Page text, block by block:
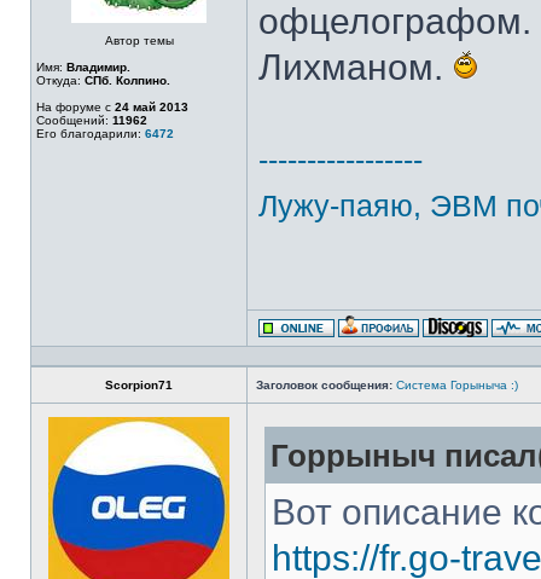
Автор темы
Имя: Владимир.
Откуда: СПб. Колпино.
На форуме с 24 май 2013
Сообщений: 11962
Его благодарили: 6472
офцелографом.
Лихманом.
-----------------
Лужу-паяю, ЭВМ
Scorpion71 Заголовок сообщения: Система Горыныча :)
Горрыныч
Вот описание
https://fr.go-